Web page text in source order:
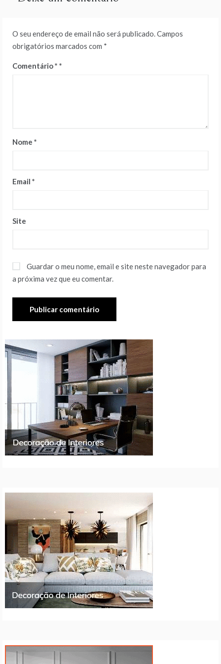
O seu endereço de email não será publicado.Campos
obrigatórios marcados com *
Comentário*
Nome *
Email *
Site
Guardar o meu nome, email e site neste navegador para
a próxima vez que eu comentar.